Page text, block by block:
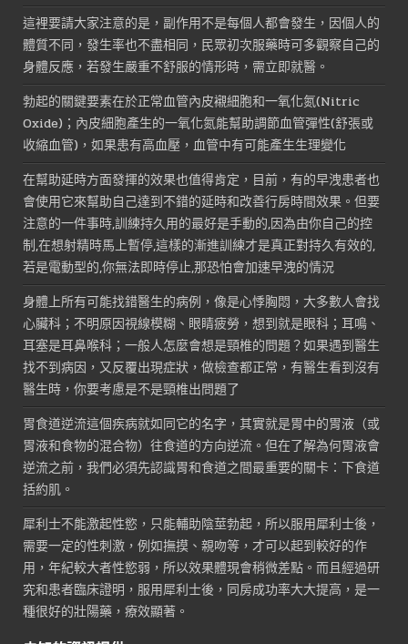
這裡要請大家注意的是，副作用不是每個人都會發生，因個人的
體質不同，發生率也不盡相同，民眾初次服藥時可多觀察自己的
身體反應，若發生嚴重不舒服的情形時，需立即就醫。
勃起的關鍵要素在於正常血管內皮襯細胞和一氧化氮(Nitric
Oxide)；內皮細胞產生的一氧化氮能幫助調節血管彈性(舒張或
收縮血管)，如果患有高血壓，血管中有可能產生生理變化
在幫助延時方面發揮的效果也值得肯定，目前，有的早洩患者也
會使用它來幫助自己達到不錯的延時和改善行房時間效果。但要
注意的一件事時,訓練持久用的最好是手動的,因為由你自己的控
制,在想射精時馬上暫停,這樣的漸進訓練才是真正對持久有效的,
若是電動型的,你無法即時停止,那恐怕會加速早洩的情況
身體上所有可能找錯醫生的病例，像是心悸胸悶，大多數人會找
心臟科；不明原因視線模糊、眼睛疲勞，想到就是眼科；耳鳴、
耳塞是耳鼻喉科；一般人怎麼會想是頸椎的問題？如果遇到醫生
找不到病因，又反覆出現症狀，做檢查都正常，有醫生看到沒有
醫生時，你要考慮是不是頸椎出問題了
胃食道逆流這個疾病就如同它的名字，其實就是胃中的胃液（或
胃液和食物的混合物）往食道的方向逆流。但在了解為何胃液會
逆流之前，我們必須先認識胃和食道之間最重要的關卡：下食道
括約肌。
犀利士不能激起性慾，只能輔助陰莖勃起，所以服用犀利士後，
需要一定的性刺激，例如撫摸、親吻等，才可以起到較好的作
用，年紀較大者性慾弱，所以效果體現會稍微差點。而且經過研
究和患者臨床證明，服用犀利士後，同房成功率大大提高，是一
種很好的壯陽藥，療效顯著。